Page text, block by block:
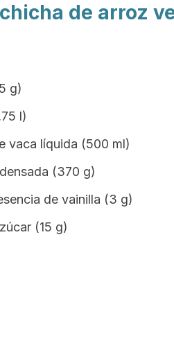
de arroz
g)
l)
vaca líquida (500 ml)
(370 g)
de vainilla (3 g)
(15 g)